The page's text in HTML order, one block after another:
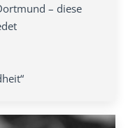
– diese